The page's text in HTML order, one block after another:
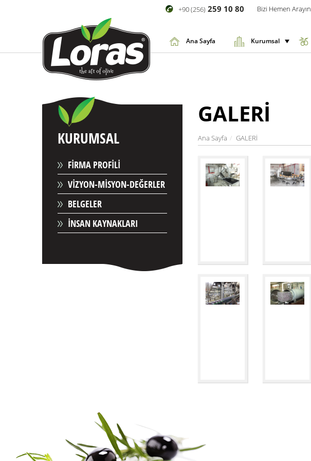
+90 (256) 259 10 80 Bizi Hemen Arayın
Ana Sayfa Kurumsal
KURUMSAL
FİRMA PROFİLİ
VİZYON-MİSYON-DEĞERLER
BELGELER
İNSAN KAYNAKLARI
GALERİ
Ana Sayfa GALERİ